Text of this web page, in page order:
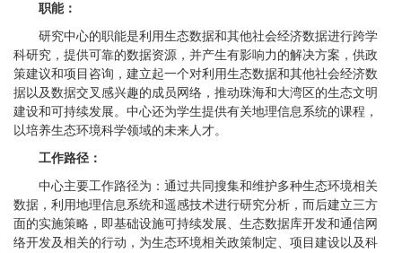
职能：
研究中心的职能是利用生态数据和其他社会经济数据进行跨学
科研究，提供可靠的数据资源，并产生有影响力的解决方案，供政
策建议和项目咨询，建立起一个对利用生态数据和其他社会经济数
据以及数据交叉感兴趣的成员网络，推动珠海和大湾区的生态文明
建设和可持续发展。中心还为学生提供有关地理信息系统的课程，
以培养生态环境科学领域的未来人才。
工作路径：
中心主要工作路径为：通过共同搜集和维护多种生态环境相关
数据，利用地理信息系统和遥感技术进行研究分析，而后建立三方
面的实施策略，即基础设施可持续发展、生态数据库开发和通信网
络开发及相关的行动，为生态环境相关政策制定、项目建设以及科